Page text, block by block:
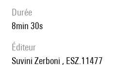
durée
8min 30s
éditeur
Suvini Zerboni , ESZ.11477